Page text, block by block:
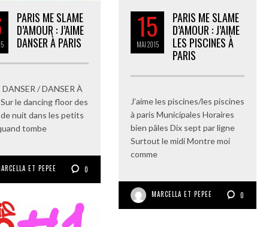
PARIS ME SLAME
D’AMOUR : J’AIME
DANSER À PARIS
DANSER / DANSER À
le dancing floor des
nuit dans les petits
tombe
ET PEPEE 0
15
MAI2015
PARIS ME SLAME
D’AMOUR : J’AIME
LES PISCINES À
PARIS
J’aime les piscines/les piscines
à paris Municipales Horaires
bien pâles Dix sept par ligne
Surtout le midi Montre moi
comme
MARCELLA ET PEPEE 0